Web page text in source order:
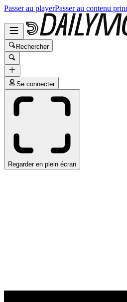
Passer au playerPasser au contenu
Rechercher
Se connecter
Regarder en plein écran